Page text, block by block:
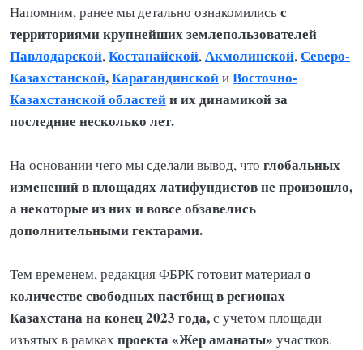
Напомним, ранее мы детально ознакомилисьс
территориями крупнейших землепользователей
Павлодарской, Костанайской, Акмолинской, Северо-
Казахстанской,КарагандинскойиВосточно-
Казахстанской областейи их динамикой за
последние несколько лет.
На основании чего мы сделали вывод, что глобальных
изменений в площадях латифундистов не произошло,
а некоторые из них и вовсе обзавелись
дополнительными гектарами.
Тем временем, редакция ФБРК готовит материало
количестве свободных пастбищ в регионах
Казахстана на конец 2023 года,с учетом площади
изъятых в рамках проекта «Жер аманаты» участков.